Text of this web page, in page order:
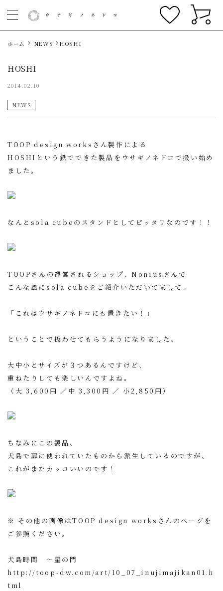
ホーム NEWS HOSHI
HOSHI
2014.02.10
NEWS
TOOP design worksさん製作による
HOSHIという鉄でできた製品をウサギノネドコで扱い始め
ました。
なんとsola cubeのスタンドとしてピッタリなのです！！
TOOPさんの運営されるショップ、Noniusさんで
こんな風にsola cubeをご紹介いただいてまして、
「これはウサギノネドコにも置きたい！」
ということで扱わせてもらうようになりました。
大中小とサイズが３つあるんですけど、
重ねたりしても楽しいんですよね。
（大 3,600円 ／中 3,300円 ／ 小2,850円）
ちなみにこの製品、
犬島で扉に使われていたものから派生しているのですが、
これがまたカッコいいのです！
※ その他の画像はTOOP design worksさんのページを
ご参照ください。
犬島時間 〜星の門
http://toop-dw.com/art/10_07_inujimajikan01.h
tml